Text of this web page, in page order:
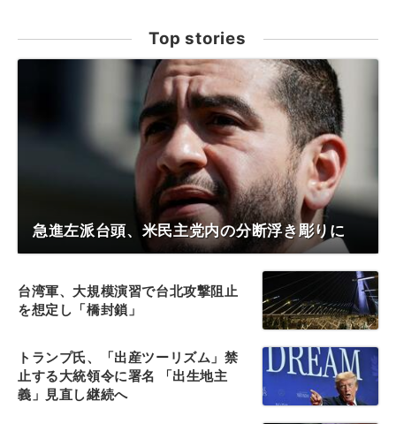
Top stories
急進左派台頭、米民主党内の分断浮き彫りに
台湾軍、大規模演習で台北攻撃阻止
を想定し「橋封鎖」
トランプ氏、「出産ツーリズム」禁
止する大統領令に署名 「出生地主
義」見直し継続へ